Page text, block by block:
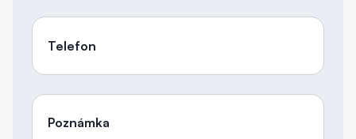
Telefon
Poznámka